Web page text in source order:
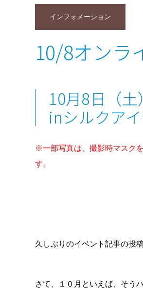
インフォメーション
10/8オンラ
10月8日（
inシルクア
※一部写真は、撮影時マスク
す。
久しぶりのイベント記事の投
さて、１０月といえば、そう